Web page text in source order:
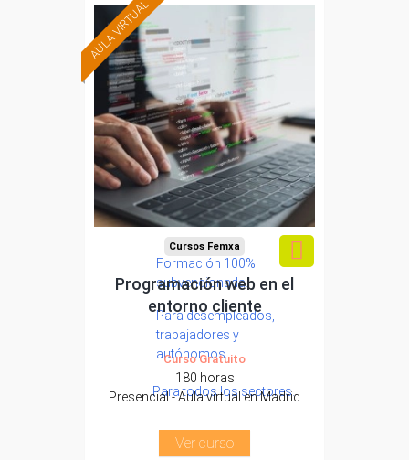
AULA VIRTUAL
Formación 100%
subvencionada.
Para desempleados,
trabajadores y
autónomos.
Para todos los sectores.
Cursos Femxa
Programación web en el
entorno cliente
Curso Gratuito
180 horas
Presencial - Aula virtual en Madrid
Ver curso